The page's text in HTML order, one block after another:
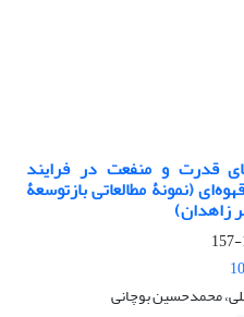
قدرت و منفعت در فرایند
(نمونۀ مطالعاتی بازتوسعۀ
زاهدان)
محمدحسین بوچانی